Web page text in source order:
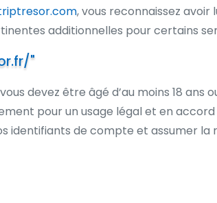
, vous reconnaissez
additionnelles pour certains
"
devez être âgé d’au moins 18
pour un usage légal et en
identifiants de compte et assumer